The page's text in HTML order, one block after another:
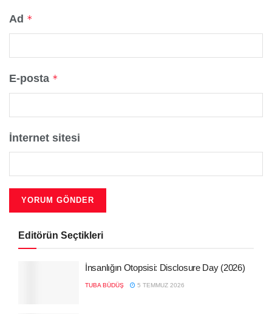
Ad *
E-posta *
İnternet sitesi
Editörün Seçtikleri
İnsanlığın Otopsisi: Disclosure Day (2026)
TUBA BÜDÜŞ 5 TEMMUZ 2026